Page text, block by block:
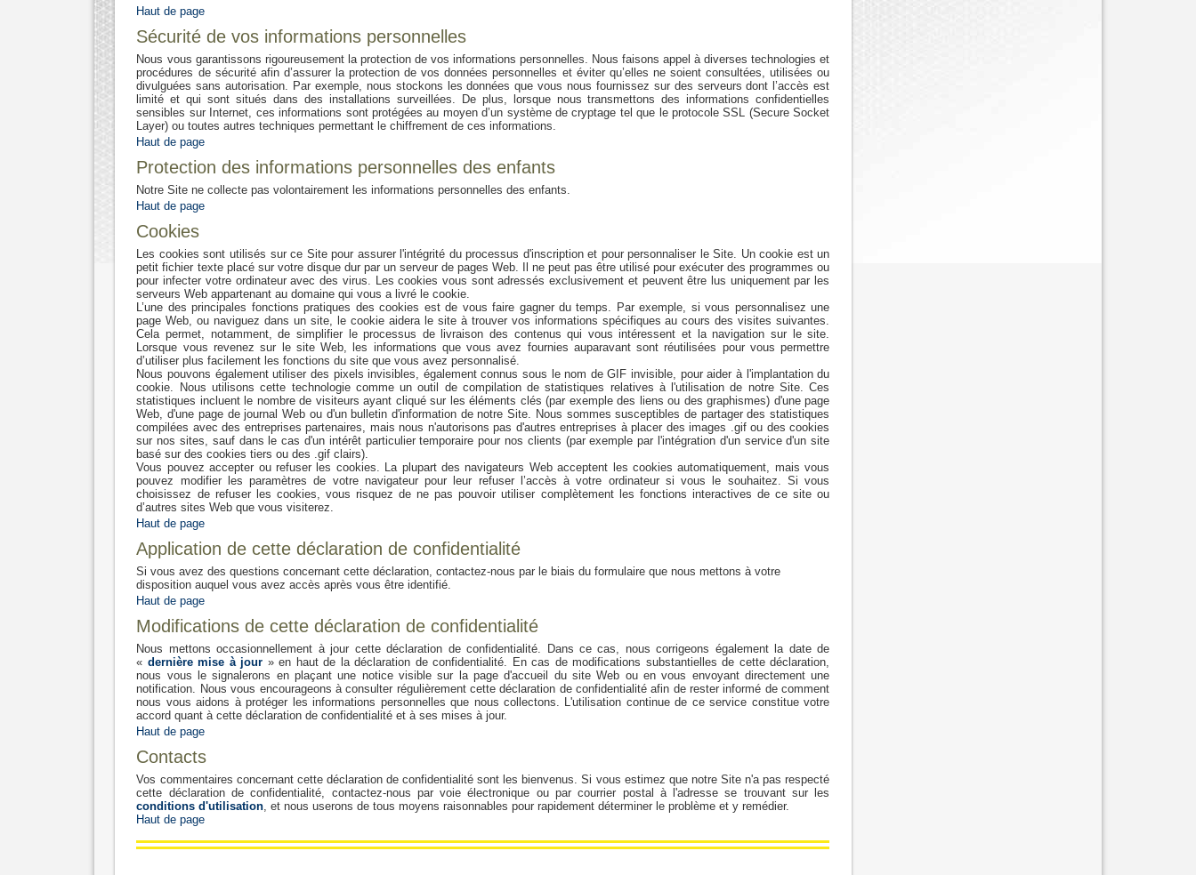
Haut de page
Sécurité de vos informations personnelles
Nous vous garantissons rigoureusement la protection de vos informations personnelles. Nous faisons appel à diverses technologies et
procédures de sécurité afin d’assurer la protection de vos données personnelles et éviter qu’elles ne soient consultées, utilisées ou
divulguées sans autorisation. Par exemple, nous stockons les données que vous nous fournissez sur des serveurs dont l’accès est
limité et qui sont situés dans des installations surveillées. De plus, lorsque nous transmettons des informations confidentielles
sensibles sur Internet, ces informations sont protégées au moyen d’un système de cryptage tel que le protocole SSL (Secure Socket
Layer) ou toutes autres techniques permettant le chiffrement de ces informations.
Haut de page
Protection des informations personnelles des enfants
Notre Site ne collecte pas volontairement les informations personnelles des enfants.
Haut de page
Cookies
Les cookies sont utilisés sur ce Site pour assurer l'intégrité du processus d'inscription et pour personnaliser le Site. Un cookie est un
petit fichier texte placé sur votre disque dur par un serveur de pages Web. Il ne peut pas être utilisé pour exécuter des programmes ou
pour infecter votre ordinateur avec des virus. Les cookies vous sont adressés exclusivement et peuvent être lus uniquement par les
serveurs Web appartenant au domaine qui vous a livré le cookie.
L’une des principales fonctions pratiques des cookies est de vous faire gagner du temps. Par exemple, si vous personnalisez une
page Web, ou naviguez dans un site, le cookie aidera le site à trouver vos informations spécifiques au cours des visites suivantes.
Cela permet, notamment, de simplifier le processus de livraison des contenus qui vous intéressent et la navigation sur le site.
Lorsque vous revenez sur le site Web, les informations que vous avez fournies auparavant sont réutilisées pour vous permettre
d’utiliser plus facilement les fonctions du site que vous avez personnalisé.
Nous pouvons également utiliser des pixels invisibles, également connus sous le nom de GIF invisible, pour aider à l'implantation du
cookie. Nous utilisons cette technologie comme un outil de compilation de statistiques relatives à l'utilisation de notre Site. Ces
statistiques incluent le nombre de visiteurs ayant cliqué sur les éléments clés (par exemple des liens ou des graphismes) d'une page
Web, d'une page de journal Web ou d'un bulletin d'information de notre Site. Nous sommes susceptibles de partager des statistiques
compilées avec des entreprises partenaires, mais nous n'autorisons pas d'autres entreprises à placer des images .gif ou des cookies
sur nos sites, sauf dans le cas d'un intérêt particulier temporaire pour nos clients (par exemple par l'intégration d'un service d'un site
basé sur des cookies tiers ou des .gif clairs).
Vous pouvez accepter ou refuser les cookies. La plupart des navigateurs Web acceptent les cookies automatiquement, mais vous
pouvez modifier les paramètres de votre navigateur pour leur refuser l’accès à votre ordinateur si vous le souhaitez. Si vous
choisissez de refuser les cookies, vous risquez de ne pas pouvoir utiliser complètement les fonctions interactives de ce site ou
d’autres sites Web que vous visiterez.
Haut de page
Application de cette déclaration de confidentialité
Si vous avez des questions concernant cette déclaration, contactez-nous par le biais du formulaire que nous mettons à votre
disposition auquel vous avez accès après vous être identifié.
Haut de page
Modifications de cette déclaration de confidentialité
Nous mettons occasionnellement à jour cette déclaration de confidentialité. Dans ce cas, nous corrigeons également la date de
« dernière mise à jour » en haut de la déclaration de confidentialité. En cas de modifications substantielles de cette déclaration,
nous vous le signalerons en plaçant une notice visible sur la page d'accueil du site Web ou en vous envoyant directement une
notification. Nous vous encourageons à consulter régulièrement cette déclaration de confidentialité afin de rester informé de comment
nous vous aidons à protéger les informations personnelles que nous collectons. L'utilisation continue de ce service constitue votre
accord quant à cette déclaration de confidentialité et à ses mises à jour.
Haut de page
Contacts
Vos commentaires concernant cette déclaration de confidentialité sont les bienvenus. Si vous estimez que notre Site n'a pas respecté
cette déclaration de confidentialité, contactez-nous par voie électronique ou par courrier postal à l'adresse se trouvant sur les
conditions d'utilisation, et nous userons de tous moyens raisonnables pour rapidement déterminer le problème et y remédier.
Haut de page